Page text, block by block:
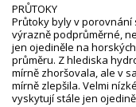
PRŮTOKY
Průtoky byly v
výrazně podprůměrné,
jen ojediněle na
průměru. Z hlediska
mírně zhoršovala, ale v
mírně zlepšila. Velmi
vyskytují stále jen